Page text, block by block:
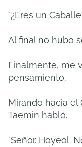
"¿Eres un
Al final no hubo
Finalmente, me
pensamiento.
Mirando hacia el
Taemin habló.
"Señor. Hoyeol.